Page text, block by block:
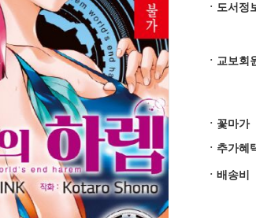
ㆍ도서정
ㆍ교보회
ㆍ꽃마가
ㆍ추가혜
ㆍ배송비